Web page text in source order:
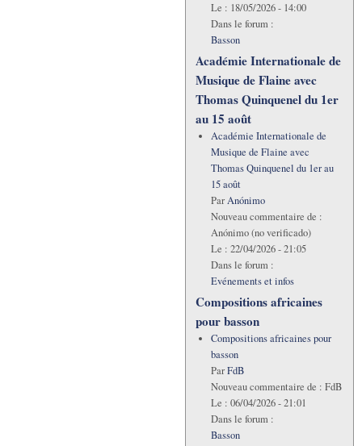
Le : 18/05/2026 - 14:00
Dans le forum :
Basson
Académie Internationale de
Musique de Flaine avec
Thomas Quinquenel du 1er
au 15 août
Académie Internationale de
Musique de Flaine avec
Thomas Quinquenel du 1er au
15 août
ParAnónimo
Nouveau commentaire de :
Anónimo (no verificado)
Le : 22/04/2026 - 21:05
Dans le forum :
Evénements et infos
Compositions africaines
pour basson
Compositions africaines pour
basson
ParFdB
Nouveau commentaire de : FdB
Le : 06/04/2026 - 21:01
Dans le forum :
Basson